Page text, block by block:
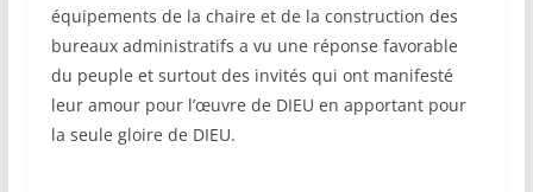
équipements de la chaire et de la construction des
bureaux administratifs a vu une réponse favorable
du peuple et surtout des invités qui ont manifesté
leur amour pour l’œuvre de DIEU en apportant pour
la seule gloire de DIEU.